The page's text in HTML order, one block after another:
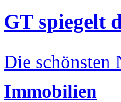
GT spiegelt
Die schönsten
Immobilien